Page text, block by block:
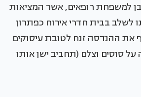
למשפחת רופאים, אשר המציאות
לשלב בבית חדרי אירוח כפתרון
את ההנדסה זנח לטובת עיסוקים
סוסים וצלם (תחביב ישן אותו